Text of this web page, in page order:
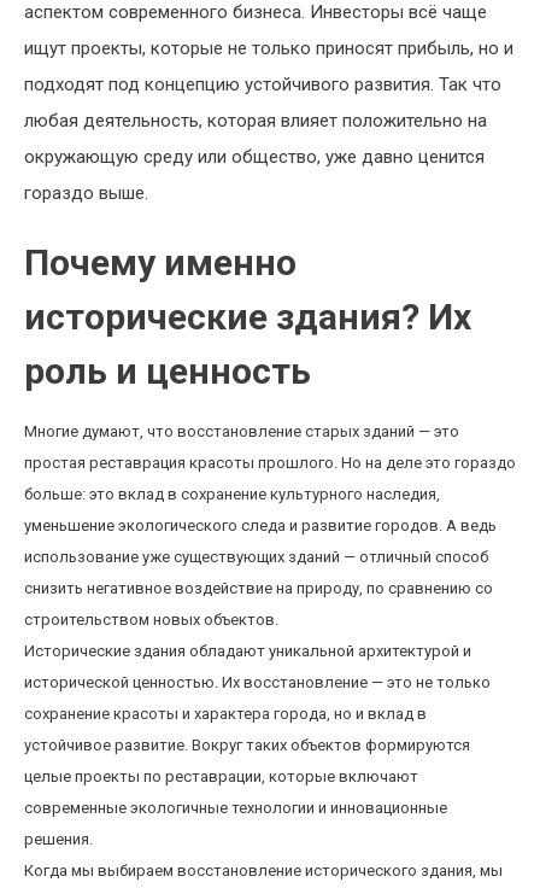
аспектом современного бизнеса. Инвесторы всё чаще
ищут проекты, которые не только приносят прибыль, но и
подходят под концепцию устойчивого развития. Так что
любая деятельность, которая влияет положительно на
окружающую среду или общество, уже давно ценится
гораздо выше.
Почему именно
исторические здания? Их
роль и ценность
Многие думают, что восстановление старых зданий — это
простая реставрация красоты прошлого. Но на деле это гораздо
больше: это вклад в сохранение культурного наследия,
уменьшение экологического следа и развитие городов. А ведь
использование уже существующих зданий — отличный способ
снизить негативное воздействие на природу, по сравнению со
строительством новых объектов.
Исторические здания обладают уникальной архитектурой и
исторической ценностью. Их восстановление — это не только
сохранение красоты и характера города, но и вклад в
устойчивое развитие. Вокруг таких объектов формируются
целые проекты по реставрации, которые включают
современные экологичные технологии и инновационные
решения.
Когда мы выбираем восстановление исторического здания, мы